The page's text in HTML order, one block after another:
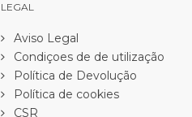
LEGAL
Aviso Legal
Condiçoes de de utilização
Política de Devolução
Política de cookies
CSR